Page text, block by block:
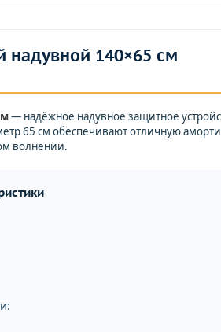
140×65 см
— надёжное надувное защитное
65 см обеспечивают отличную
волнении.